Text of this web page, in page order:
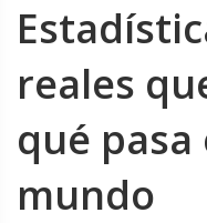
reales
qué pasa
mundo